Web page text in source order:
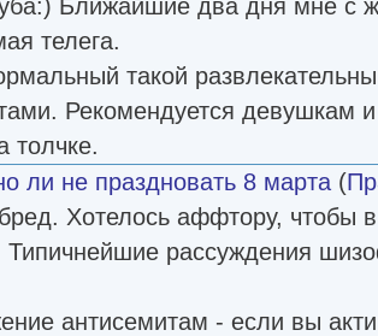
Ближайшие два дня мне с
телега.
такой
Рекомендуется девушкам
толчке.
ли не праздновать 8 марта (
Хотелось аффтору, чтобы
Типичнейшие рассуждения
антисемитам - если вы